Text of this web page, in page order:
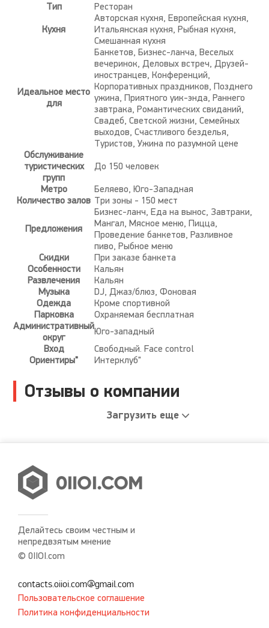
Тип
Ресторан
Кухня
Авторская кухня, Европейская кухня,
Итальянская кухня, Рыбная кухня,
Смешанная кухня
Идеальное место
для
Банкетов, Бизнес-ланча, Веселых
вечеринок, Деловых встреч, Друзей-
иностранцев, Конференций,
Корпоративных праздников, Позднего
ужина, Приятного уик-энда, Раннего
завтрака, Романтических свиданий,
Свадеб, Светской жизни, Семейных
выходов, Счастливого безделья,
Туристов, Ужина по разумной цене
Обслуживание
туристических
групп
До 150 человек
Метро
Беляево, Юго-Западная
Количество залов Три зоны - 150 мест
Предложения
Бизнес-ланч, Еда на вынос, Завтраки,
Мангал, Мясное меню, Пицца,
Проведение банкетов, Разливное
пиво, Рыбное меню
Скидки
При заказе банкета
Особенности
Кальян
Развлечения
Кальян
Музыка
DJ, Джаз/блюз, Фоновая
Одежда
Кроме спортивной
Парковка
Охраняемая бесплатная
Административный
округ
Юго-западный
Вход
Свободный. Face control
Ориентиры"
Интерклуб"
Отзывы о компании
Загрузить еще
Делайтесь своим честным и
непредвзятым мнение
© 0IIOI.com
contacts.oiioi.com@gmail.com
Пользовательское соглашение
Политика конфиденциальности